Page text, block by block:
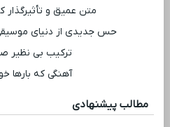
متن عمیق و تأثیرگذار
حس جدیدی از دنیای
ترکیب بی ‌نظیر
آهنگی که بارها
مطالب پیشنهادی